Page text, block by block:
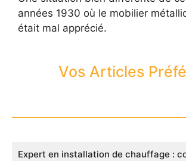
années 1930 où le mobilier
était mal apprécié.
Vos Articles
Expert en installation de chauffage :